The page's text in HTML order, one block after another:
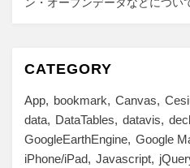
CATEGORY
App bookmark Canvas
data
DataTables datavis
GoogleEarthEngine Google
iPhone/iPad Javascript